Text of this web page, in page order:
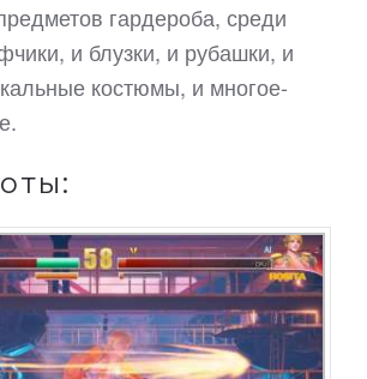
гардероба, среди
и блузки, и рубашки, и
костюмы, и многое-